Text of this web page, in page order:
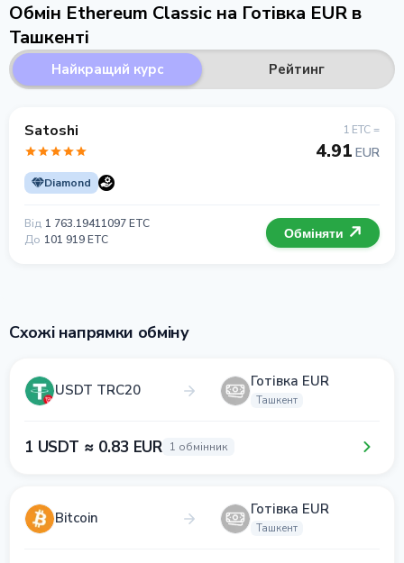
Обмін Ethereum Classic на Готівка EUR в
Ташкенті
Найкращий курс Рейтинг
Satoshi
Diamond
1 ETC =
4.91 EUR
Від 1 763.19411097 ETC
До 101 919 ETC Обміняти
Схожі напрямки обміну
USDT TRC20 Готівка EUR
Ташкент
1 USDT ≈ 0.83 EUR 1 обмінник
Bitcoin Готівка EUR
Ташкент